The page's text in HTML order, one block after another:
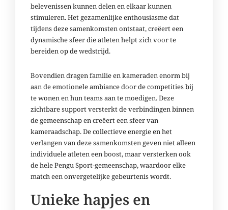
belevenissen kunnen delen en elkaar kunnen
stimuleren. Het gezamenlijke enthousiasme dat
tijdens deze samenkomsten ontstaat, creëert een
dynamische sfeer die atleten helpt zich voor te
bereiden op de wedstrijd.
Bovendien dragen familie en kameraden enorm bij
aan de emotionele ambiance door de competities bij
te wonen en hun teams aan te moedigen. Deze
zichtbare support versterkt de verbindingen binnen
de gemeenschap en creëert een sfeer van
kameraadschap. De collectieve energie en het
verlangen van deze samenkomsten geven niet alleen
individuele atleten een boost, maar versterken ook
de hele Pengu Sport-gemeenschap, waardoor elke
match een onvergetelijke gebeurtenis wordt.
Unieke hapjes en